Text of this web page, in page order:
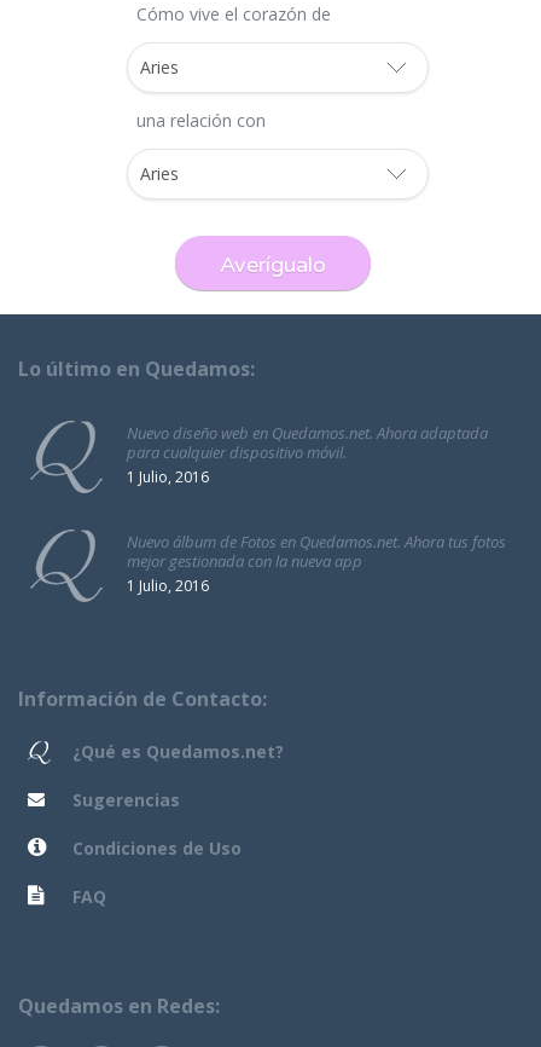
Cómo vive el corazón de
una relación con
Lo último en Quedamos:
Nuevo diseño web en Quedamos.net. Ahora adaptada
para cualquier dispositivo móvil.
1 Julio, 2016
Nuevo álbum de Fotos en Quedamos.net. Ahora tus fotos
mejor gestionada con la nueva app
1 Julio, 2016
Información de Contacto:
¿Qué es Quedamos.net?
Sugerencias
Condiciones de Uso
FAQ
Quedamos en Redes: